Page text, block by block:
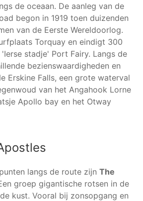
de oceaan. De aanleg van de
begon in 1919 toen duizenden
van de Eerste Wereldoorlog.
Torquay en eindigt 300
stadje' Port Fairy. Langs de
bezienswaardigheden en
Erskine Falls, een grote waterval
van het Angahook Lorne
Apollo bay en het Otway
langs de route zijn The
groep gigantische rotsen in de
kust. Vooral bij zonsopgang en